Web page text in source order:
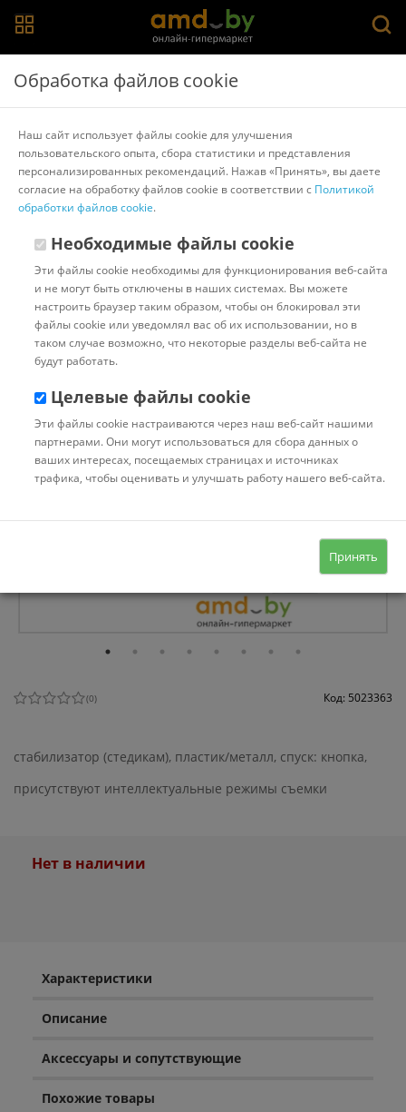
Главная > Каталог товаров
Штативы, стабилизаторы и селфи-
палки для смартфонов > Funsnap
Стабилизатор Funsnap Capture 2s
Другие товары Funsnap
(0) Код: 5023363
стабилизатор (стедикам), пластик/металл, спуск: кнопка,
присутствуют интеллектуальные режимы съемки
Нет в наличии
Характеристики
Описание
Аксессуары и сопутствующие
Похожие товары
Обработка файлов cookie
Наш сайт использует файлы cookie для улучшения
пользовательского опыта, сбора статистики и представления
персонализированных рекомендаций. Нажав «Принять», вы даете
согласие на обработку файлов cookie в соответствии с Политикой
обработки файлов cookie.
Необходимые файлы cookie
Эти файлы cookie необходимы для функционирования веб-сайта
и не могут быть отключены в наших системах. Вы можете
настроить браузер таким образом, чтобы он блокировал эти
файлы cookie или уведомлял вас об их использовании, но в
таком случае возможно, что некоторые разделы веб-сайта не
будут работать.
Целевые файлы cookie
Эти файлы cookie настраиваются через наш веб-сайт нашими
партнерами. Они могут использоваться для сбора данных о
ваших интересах, посещаемых страницах и источниках
трафика, чтобы оценивать и улучшать работу нашего веб-сайта.
Принять